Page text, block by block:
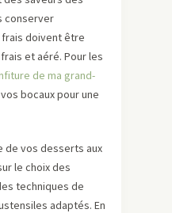
conserver
doivent être
et aéré. Pour les
de ma grand-
bocaux pour une
de vos desserts aux
le choix des
techniques de
adaptés. En